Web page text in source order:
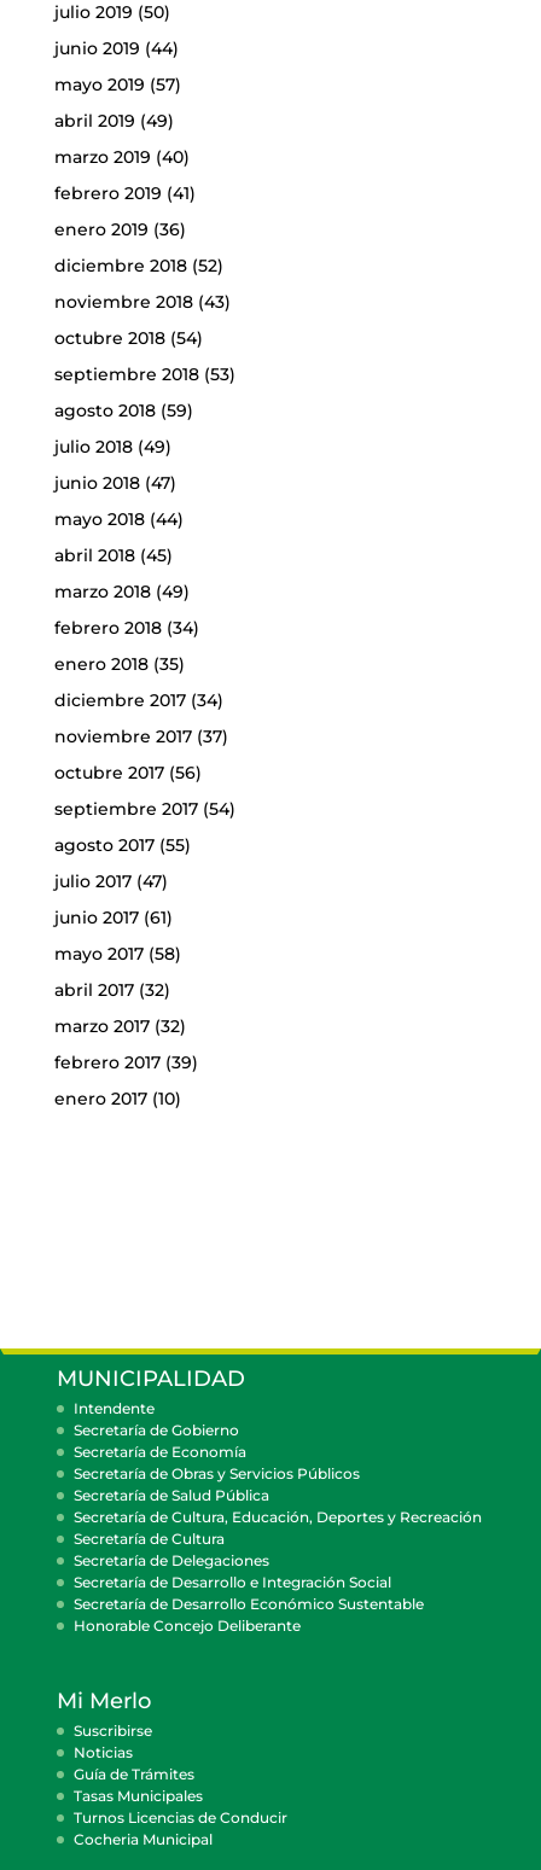
julio 2019 (50)
junio 2019 (44)
mayo 2019 (57)
abril 2019 (49)
marzo 2019 (40)
febrero 2019 (41)
enero 2019 (36)
diciembre 2018(52)
noviembre 2018(43)
octubre 2018(54)
septiembre 2018(53)
agosto 2018(59)
julio 2018(49)
junio 2018(47)
mayo 2018(44)
abril 2018(45)
marzo 2018(49)
febrero 2018(34)
enero 2018(35)
diciembre 2017(34)
noviembre 2017(37)
octubre 2017(56)
septiembre 2017(54)
agosto 2017(55)
julio 2017(47)
junio 2017(61)
mayo 2017(58)
abril 2017(32)
marzo 2017(32)
febrero 2017(39)
enero 2017(10)
MUNICIPALIDAD
Intendente
Secretaría de Gobierno
Secretaría de Economía
Secretaría de Obras y Servicios Públicos
Secretaría de Salud Pública
Secretaría de Cultura, Educación, Deportes y Recreación
Secretaría de Cultura
Secretaría de Delegaciones
Secretaría de Desarrollo e Integración Social
Secretaría de Desarrollo Económico Sustentable
Honorable Concejo Deliberante
Mi Merlo
Suscribirse
Noticias
Guía de Trámites
Tasas Municipales
Turnos Licencias de Conducir
Cocheria Municipal